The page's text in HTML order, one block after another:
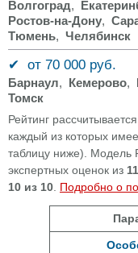
Волгоград,
Ростов-на-Дону,
Тюмень, Челябинск
✔ от 70 000 руб.
Барнаул, Кемерово,
Томск
Рейтинг
каждый из которых
таблицу ниже). Модель
экспертных оценок из 11
10 из 10. Подробно о